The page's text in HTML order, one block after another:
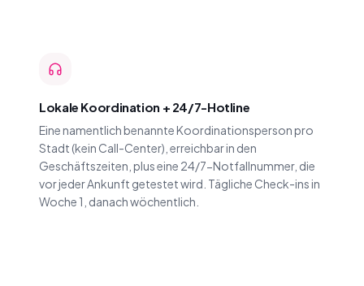
Lokale Koordination + 24/7-Hotline
Eine namentlich benannte Koordinationsperson pro
Stadt (kein Call-Center), erreichbar in den
Geschäftszeiten, plus eine 24/7-Notfallnummer, die
vor jeder Ankunft getestet wird. Tägliche Check-ins in
Woche 1, danach wöchentlich.